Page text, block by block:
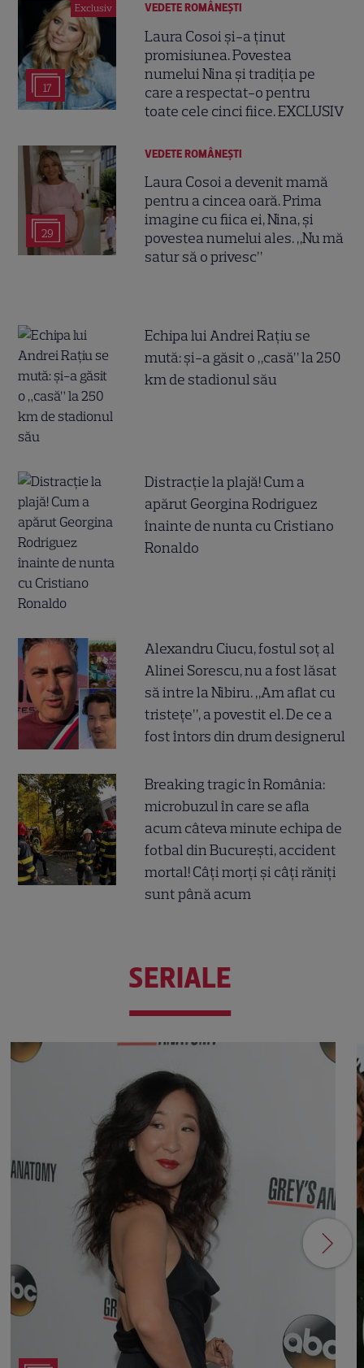
Exclusiv
17
VEDETE ROMÂNEŞTI
Laura Cosoi și-a ținut
promisiunea. Povestea
numelui Nina și tradiția pe
care a respectat-o pentru
toate cele cinci fiice. EXCLUSIV
29
VEDETE ROMÂNEŞTI
Laura Cosoi a devenit mamă
pentru a cincea oară. Prima
imagine cu fiica ei, Nina, și
povestea numelui ales. „Nu mă
satur să o privesc”
Echipa lui Andrei Rațiu se
mută: și-a găsit o „casă” la 250
km de stadionul său
Distracție la plajă! Cum a
apărut Georgina Rodriguez
înainte de nunta cu Cristiano
Ronaldo
Alexandru Ciucu, fostul soț al
Alinei Sorescu, nu a fost lăsat
să intre la Nibiru. „Am aflat cu
tristețe”, a povestit el. De ce a
fost întors din drum designerul
Breaking tragic în România:
microbuzul în care se afla
acum câteva minute echipa de
fotbal din București, accident
mortal! Câți morți și câți răniți
sunt până acum
SERIALE